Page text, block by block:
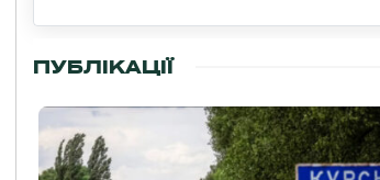
ПУБЛІКАЦІЇ